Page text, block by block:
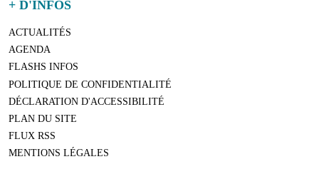
+ D'INFOS
ACTUALITÉS
AGENDA
FLASHS INFOS
POLITIQUE DE CONFIDENTIALITÉ
DÉCLARATION D'ACCESSIBILITÉ
PLAN DU SITE
FLUX RSS
MENTIONS LÉGALES